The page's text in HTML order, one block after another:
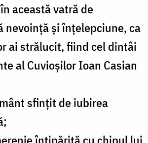
această vatră de
nevoință și înțelepciune, ca
ai strălucit, fiind cel dintâi
al Cuvioșilor Ioan Casian
sfințit de iubirea